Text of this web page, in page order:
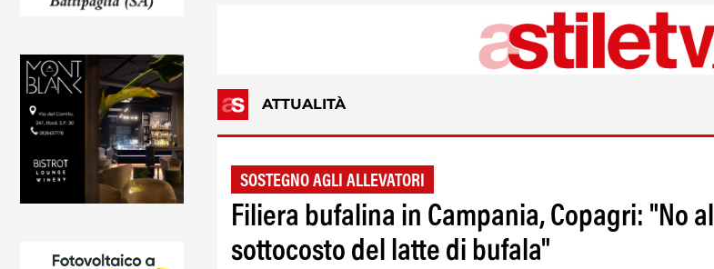
ATTUALITÀ
SOSTEGNO AGLI ALLEVATORI
Filiera bufalina in Campania, Copagri: "No al
sottocosto del latte di bufala"